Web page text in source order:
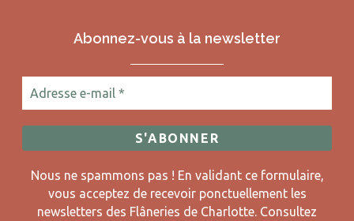
Abonnez-vous à la newsletter
Nous ne spammons pas ! En validant ce formulaire,
vous acceptez de recevoir ponctuellement les
newsletters des Flâneries de Charlotte. Consultez